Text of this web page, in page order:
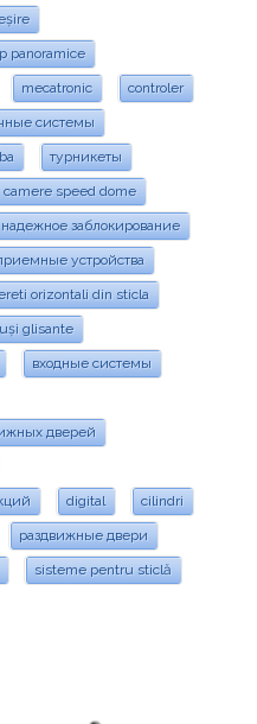
panoramice
mecatronic controler
системы
турникеты
camere speed dome
надежное заблокирование
устройства
orizontali din sticla
glisante
входные системы
дверей
digital cilindri
раздвижные двери
sisteme pentru sticlă